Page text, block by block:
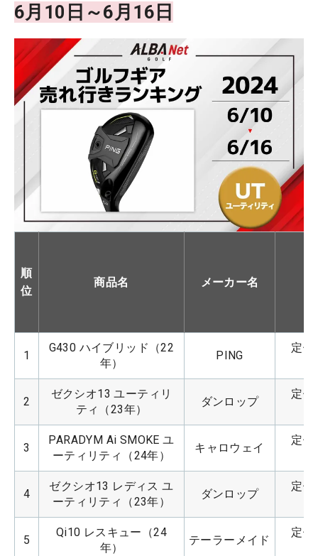
6月10日～6月16日
順
位
商品名 メーカー名
1
G430 ハイブリッド（22
年）
PING
定価
2
ゼクシオ13 ユーティリ
ティ（23年）
ダンロップ
定価
3
PARADYM Ai SMOKE ユ
ーティリティ（24年）
キャロウェイ
定価
4
ゼクシオ13 レディス ユ
ーティリティ（23年）
ダンロップ
定価
5
Qi10 レスキュー（24
年）
テーラーメイド
定価